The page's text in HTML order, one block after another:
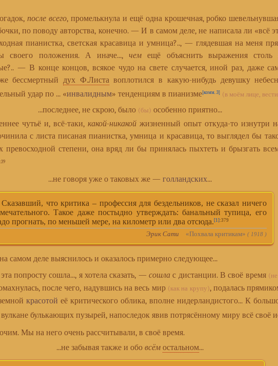
после всего, промелькнула и ещё одна крошечная, робко
по поводу авторства, конечно. — И в самом деле, не написала ли «всё
пианистка, светская красавица и умница?.., — глядевшая на меня
своего положения. А иначе..., чем ещё объяснить выражения столь
— В конце концов, всякое чудо на свете случается, иной раз, даже
бессмертныйдух Ф.Листавоплотился в какую-нибудь девушку
удар по ... «инвалидным» тенденциям в пианизме[комм. 3] (в моём лице,
...последнее, не скрою, было (бы) особенно приятно...
чутьё и, всё-таки,какой-никакой жизненный опыт откуда-то изнутри
с листа писаная пианистка, умница и красавица, то выглядел бы
превосходной степени, она вряд ли бы принялась пыхтеть и брызгать
:39
...не говоря уже о таковых же — голландских...
что критика – профессия для бездельников, не сказал ничего
Такое даже постыдно утверждать: банальный тупица, его
прогнать, по меньшей мере, на километр или два отсюда. [1] :379
Эрик Сати «Похвала критикам» ( 1918 )
деле выяснилось и оказалось примерно следующее...
попросту сошла..., я хотела сказать, —сошла с дистанции. В своё время
после чего, надувшись на весь мир (как на крупу), подалась
красотой её критического облика, вполне нидерландистого... К
булькающих пузырей, напоследок явив потрясённому миру всё своё
Мы на него очень рассчитывали, в своё время.
...не забывая также и обо всём остальном...